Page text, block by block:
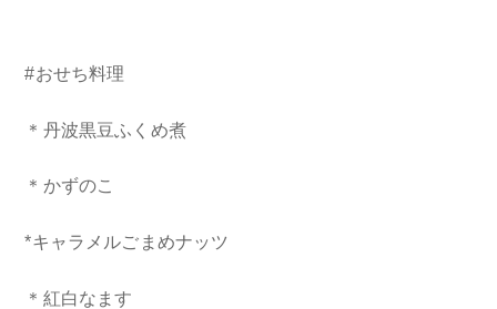
#おせち料理
＊丹波黒豆ふくめ煮
＊かずのこ
*キャラメルごまめナッツ
＊紅白なます